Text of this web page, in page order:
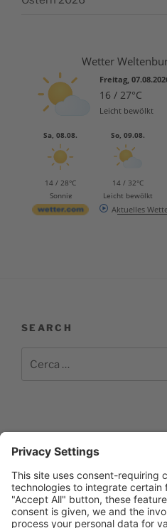
Wetter
Freitag,
16 / 27°C
Leicht bewölkt
Sa, 08.08.
14 / 28°C
Sonnig
So, 09.08.
14 / 32°C
Leicht bewölkt
Aktuelles
SEARCH
Impressum
Barrierefreiheitserklärung
Datenschutzerklärung